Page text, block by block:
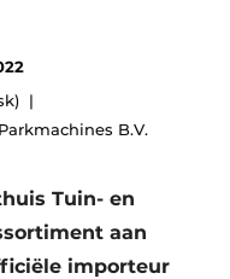
B.V.
Tuin- en
aan
importeur